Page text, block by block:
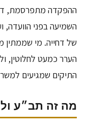
ההפקדה מתפרסמת,
השמיעה בפני הוועדה,
הערר כמעט לחלוטין,
התיקים שמגיעים
מה זה תב״ע